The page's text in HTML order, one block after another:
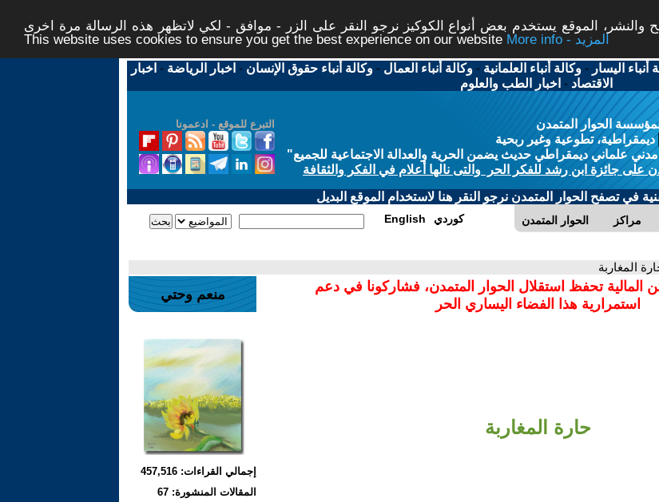
الموقع يستخدم بعض أنواع الكوكيز نرجو النقر على الزر - موافق - لكي لاتظهر هذه الرسالة مرة اخرى -
This website uses cookies to ensure you get the best experience on our website
More info - المزيد
أنباء اليسار -وكالة أنباء العلمانية -وكالة أنباء العمال -وكالة أنباء حقوق الإنسان - اخبار الرياضة - اخبار
الاقتصاد - اخبار الطب والعلوم
التبرع للموقع - ادعمونا
الحوار المتمدن
ديمقراطية، تطوعية وغير ربحية
علماني ديمقراطي حديث يضمن الحرية والعدالة الاجتماعية للجميع"
على جائزة ابن رشد للفكر الحر والتى نالها أعلام في الفكر والثقافة
في تصفح الحوار المتمدن نرجو النقر هنا لاستخدام الموقع البديل
الحوار المتمدن مراكز English كوردي
المغاربة
المالية تحفظ استقلال الحوار المتمدن، فشاركونا في دعم
استمرارية هذا الفضاء اليساري الحر
حارة المغاربة
منعم وحتي
إجمالي القراءات: 457,516
المقالات المنشورة: 67